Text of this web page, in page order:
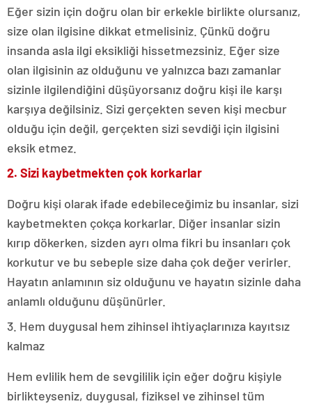
Eğer sizin için doğru olan bir erkekle birlikte olursanız,
size olan ilgisine dikkat etmelisiniz. Çünkü doğru
insanda asla ilgi eksikliği hissetmezsiniz. Eğer size
olan ilgisinin az olduğunu ve yalnızca bazı zamanlar
sizinle ilgilendiğini düşüyorsanız doğru kişi ile karşı
karşıya değilsiniz. Sizi gerçekten seven kişi mecbur
olduğu için değil, gerçekten sizi sevdiği için ilgisini
eksik etmez.
2. Sizi kaybetmekten çok korkarlar
Doğru kişi olarak ifade edebileceğimiz bu insanlar, sizi
kaybetmekten çokça korkarlar. Diğer insanlar sizin
kırıp dökerken, sizden ayrı olma fikri bu insanları çok
korkutur ve bu sebeple size daha çok değer verirler.
Hayatın anlamının siz olduğunu ve hayatın sizinle daha
anlamlı olduğunu düşünürler.
3. Hem duygusal hem zihinsel ihtiyaçlarınıza kayıtsız
kalmaz
Hem evlilik hem de sevgililik için eğer doğru kişiyle
birlikteyseniz, duygusal, fiziksel ve zihinsel tüm